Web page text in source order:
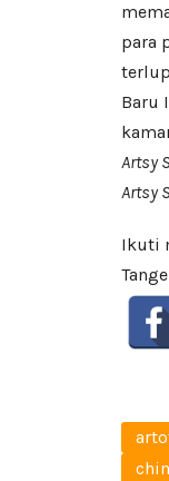
para
Baru
Artsy
Artsy
Ikuti